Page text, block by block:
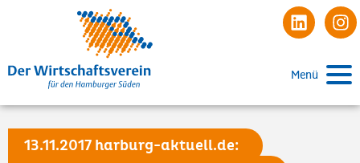
Menü
13.11.2017 harburg-aktuell.de: